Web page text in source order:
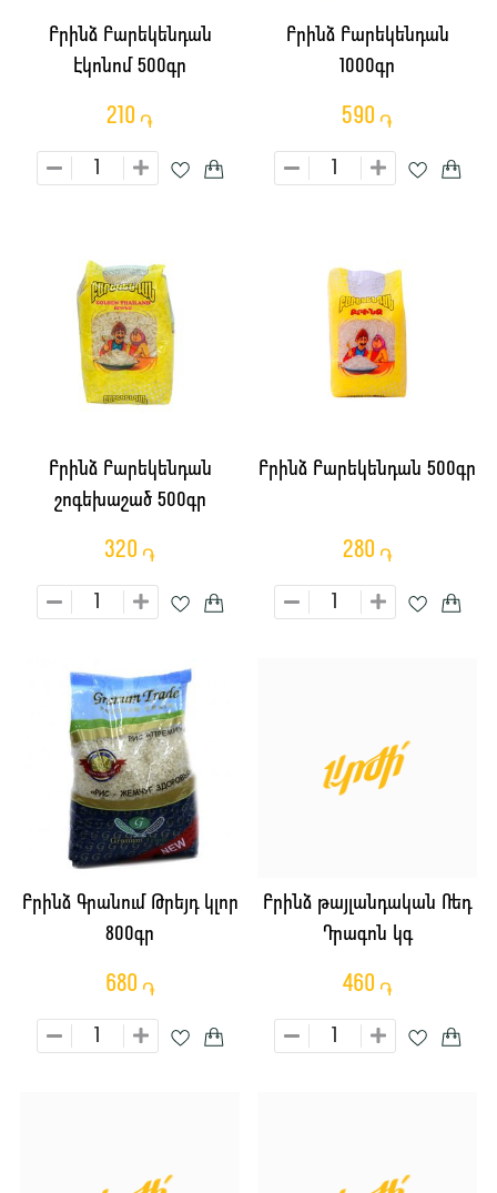
Բրինձ Բարեկենդան
Էկոնոմ 500գր
210 ֏
Բրինձ Բարեկենդան
1000գր
590 ֏
Բրինձ Բարեկենդան
շոգեխաշած 500գր
320 ֏
Բրինձ Բարեկենդան 500գր
280 ֏
Բրինձ Գրանում Թրեյդ կլոր
800գր
680 ֏
Բրինձ թայլանդական Ռեդ
Դրագոն կգ
460 ֏